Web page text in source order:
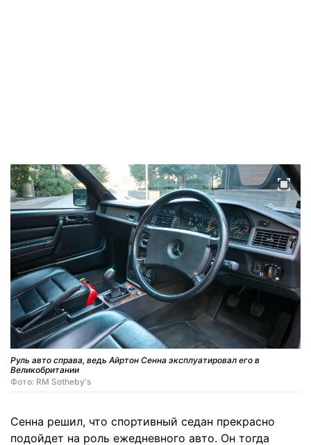
Руль авто справа, ведь Айртон Сенна эксплуатировал его в
Великобритании
Фото: RM Sotheby's
Сенна решил, что спортивный седан прекрасно
подойдет на роль ежедневного авто. Он тогда